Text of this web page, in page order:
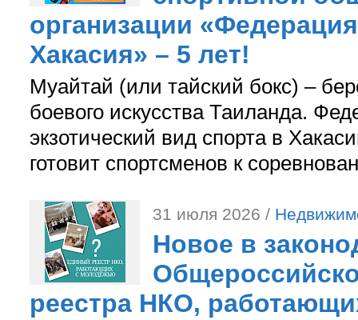
организации
Хакасия» – 5 лет!
Муайтай (или тайский бокс) –
боевого искусства Таиланда.
экзотический вид спорта в
готовит спортсменов к
31 июля 2026 /
Новое в
реестра НКО,